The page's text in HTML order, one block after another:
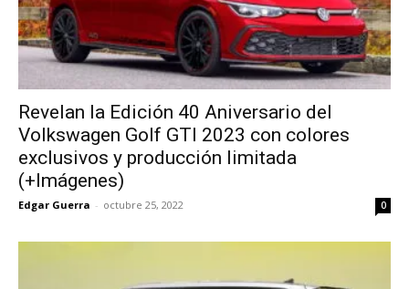
Revelan la Edición 40 Aniversario del
Volkswagen Golf GTI 2023 con colores
exclusivos y producción limitada
(+Imágenes)
Edgar Guerra - octubre 25, 2022 0